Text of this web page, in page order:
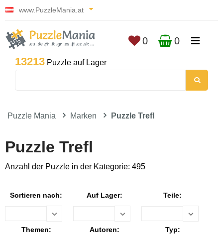
www.PuzzleMania.at
13213 Puzzle auf Lager
0 0
Puzzle Mania Marken Puzzle Trefl
Puzzle Trefl
Anzahl der Puzzle in der Kategorie: 495
Sortieren nach: Auf Lager: Teile:
Themen: Autoren: Typ: